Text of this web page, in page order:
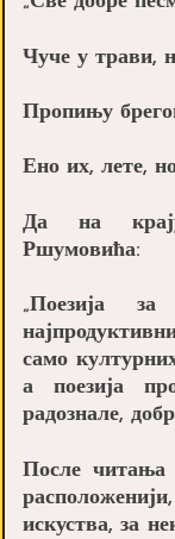
Чуче у трави,
Пропињу
Ено их, лете,
Да на
Ршумовића:
„Поезија
само
а поезија
радознале,
После читања
искуства, за